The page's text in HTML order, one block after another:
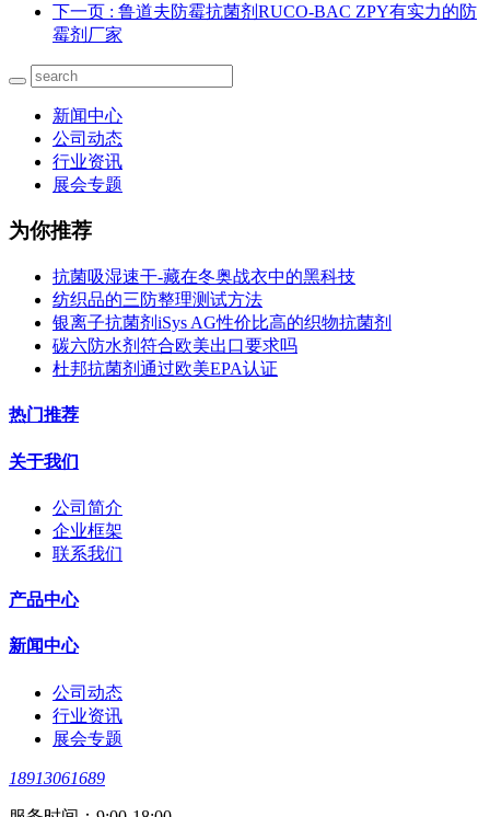
下一页 : 鲁道夫防霉抗菌剂RUCO-BAC ZPY有实力的防
霉剂厂家
新闻中心
公司动态
行业资讯
展会专题
为你推荐
抗菌吸湿速干-藏在冬奥战衣中的黑科技
纺织品的三防整理测试方法
银离子抗菌剂iSys AG性价比高的织物抗菌剂
碳六防水剂符合欧美出口要求吗
杜邦抗菌剂通过欧美EPA认证
热门推荐
关于我们
公司简介
企业框架
联系我们
产品中心
新闻中心
公司动态
行业资讯
展会专题
18913061689